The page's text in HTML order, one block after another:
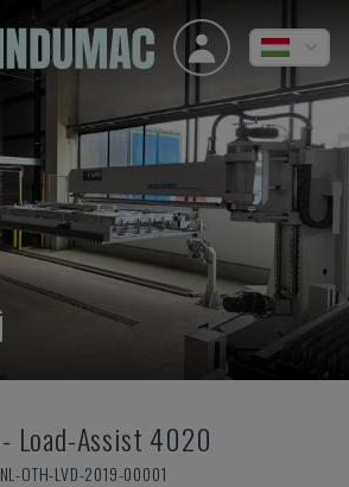
- Load-Assist 4020
NL-OTH-LVD-2019-00001